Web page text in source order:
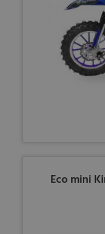
Eco mini